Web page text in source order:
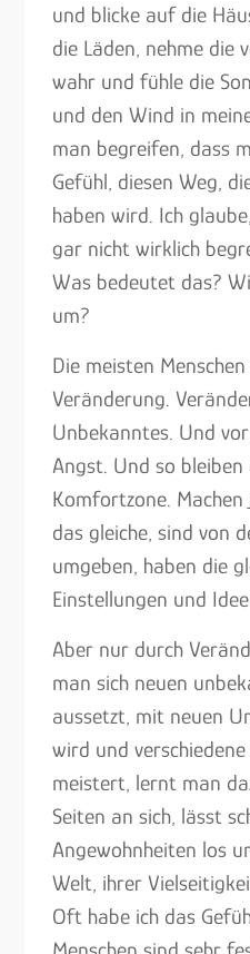
und blicke auf die
die Läden, nehme die
wahr und fühle die
und den Wind in
man begreifen, dass
Gefühl, diesen Weg,
haben wird. Ich
gar nicht wirklich
Was bedeutet das?
um?
Die meisten
Veränderung.
Unbekanntes. Und
Angst. Und so
Komfortzone. Machen
das gleiche, sind von
umgeben, haben die
Einstellungen und
Aber nur durch
man sich neuen
aussetzt, mit neuen
wird und
meistert, lernt man
Seiten an sich, lässt
Angewohnheiten los
Welt, ihrer
Oft habe ich das
Menschen sind sehr